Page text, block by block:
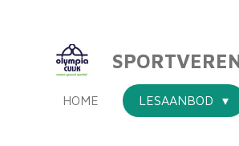
hoofdinhoudHOME LESAANBOD